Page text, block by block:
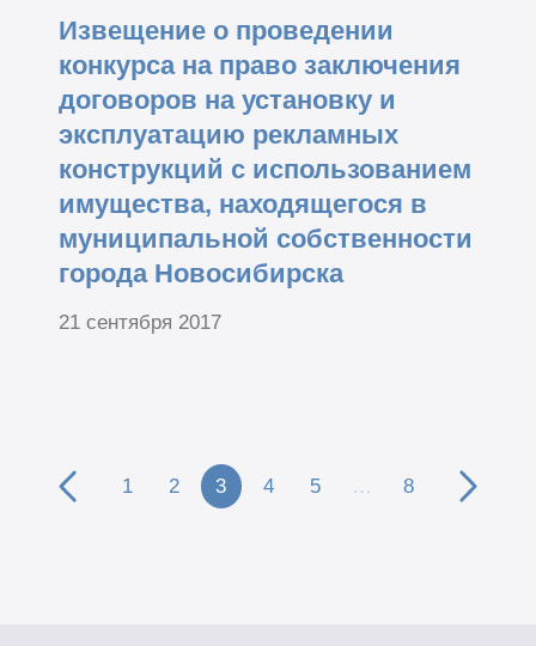
Извещение о проведении
конкурса на право заключения
договоров на установку и
эксплуатацию рекламных
конструкций с использованием
имущества, находящегося в
муниципальной собственности
города Новосибирска
21 сентября 2017
1 2 3 4 5 … 8